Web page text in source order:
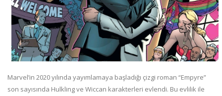
Marvel’in 2020 yılında yayımlamaya başladığı çizgi roman “Empyre”
son sayısında Hulkling ve Wiccan karakterleri evlendi. Bu evlilik ile